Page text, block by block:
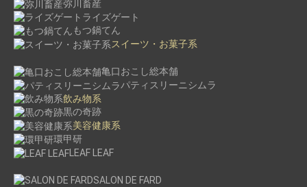
弥川畜産
ライズゲート
もつ鍋てん
スイーツ・お菓子系
亀口おこし総本舗
パティスリーニシムラ
飲み物系
黒の奇跡
美容健康系
環甲研
LEAF LEAF
SALON DE FARD